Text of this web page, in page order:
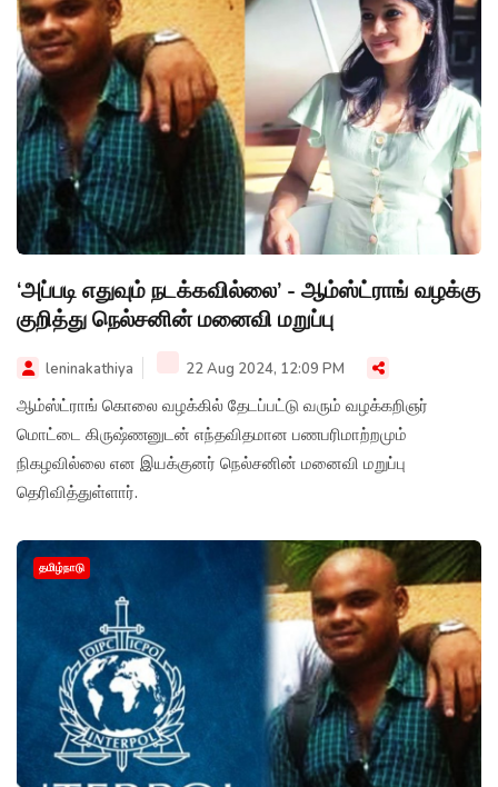
‘அப்படி எதுவும் நடக்கவில்லை’ - ஆம்ஸ்ட்ராங் வழக்கு
குறித்து நெல்சனின் மனைவி மறுப்பு
leninakathiya 22 Aug 2024, 12:09 PM
ஆம்ஸ்ட்ராங் கொலை வழக்கில் தேடப்பட்டு வரும் வழக்கறிஞர்
மொட்டை கிருஷ்ணனுடன் எந்தவிதமான பணபரிமாற்றமும்
நிகழவில்லை என இயக்குனர் நெல்சனின் மனைவி மறுப்பு
தெரிவித்துள்ளார்.
தமிழ்நாடு